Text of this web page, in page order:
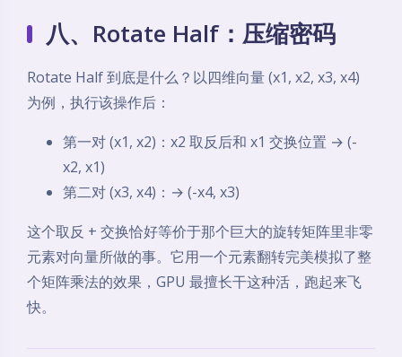
八、Rotate Half：压缩密码
Rotate Half 到底是什么？以四维向量 (x1, x2, x3, x4)
为例，执行该操作后：
第一对 (x1, x2)：x2 取反后和 x1 交换位置 → (-
x2, x1)
第二对 (x3, x4)：→ (-x4, x3)
这个取反 + 交换恰好等价于那个巨大的旋转矩阵里非零
元素对向量所做的事。它用一个元素翻转完美模拟了整
个矩阵乘法的效果，GPU 最擅长干这种活，跑起来飞
快。